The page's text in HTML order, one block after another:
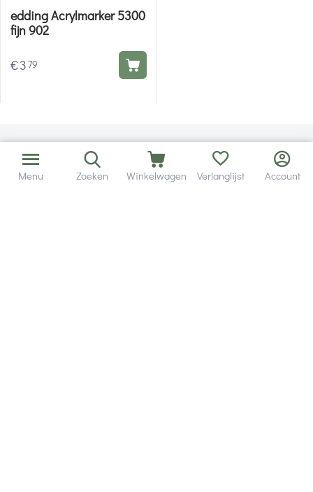
edding Acrylmarker 5300
fijn 902
€379
Menu Zoeken Winkelwagen Verlanglijst Account